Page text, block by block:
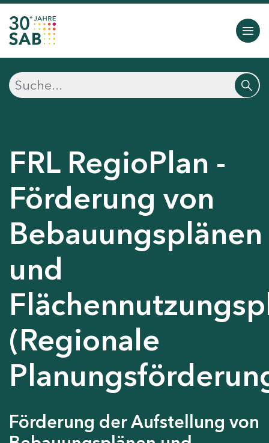
FRL RegioPlan -
Förderung von
Bebauungsplänen
und
(Regionale
Förderung der Aufstellung von